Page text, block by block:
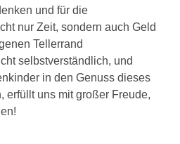
und für die
nur Zeit, sondern auch Geld
Tellerrand
selbstverständlich, und
in den Genuss dieses
erfüllt uns mit großer Freude,